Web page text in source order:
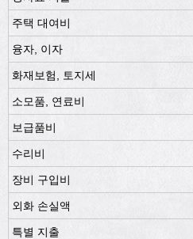
주택 대여비
융자, 이자
화재보험, 토지세
소모품, 연료비
보급품비
수리비
장비 구입비
외화 손실액
특별 지출